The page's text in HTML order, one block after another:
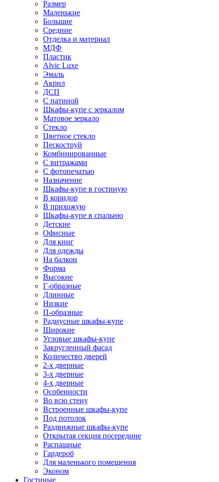
Размер
Маленькие
Большие
Средние
Отделка и материал
МДФ
Пластик
Alvic Luxe
Эмаль
Акрил
ДСП
С патиной
Шкафы-купе с зеркалом
Матовое зеркало
Стекло
Цветное стекло
Пескоструй
Комбинированные
С витражами
С фотопечатью
Назначение
Шкафы-купе в гостиную
В коридор
В прихожую
Шкафы-купе в спальню
Детские
Офисные
Для книг
Для одежды
На балкон
Форма
Высокие
Г-образные
Длинные
Низкие
П-образные
Радиусные шкафы-купе
Широкие
Угловые шкафы-купе
Закругленный фасад
Количество дверей
2-х дверные
3-х дверные
4-х дверные
Особенности
Во всю стену
Встроенные шкафы-купе
Под потолок
Раздвижные шкафы-купе
Открытая секция посередине
Распашные
Гардероб
Для маленького помещения
Эконом
Гостиные